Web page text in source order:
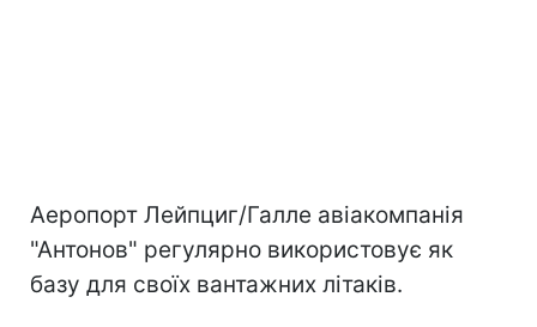
Аеропорт Лейпциг/Галле авіакомпанія
"Антонов" регулярно використовує як
базу для своїх вантажних літаків.